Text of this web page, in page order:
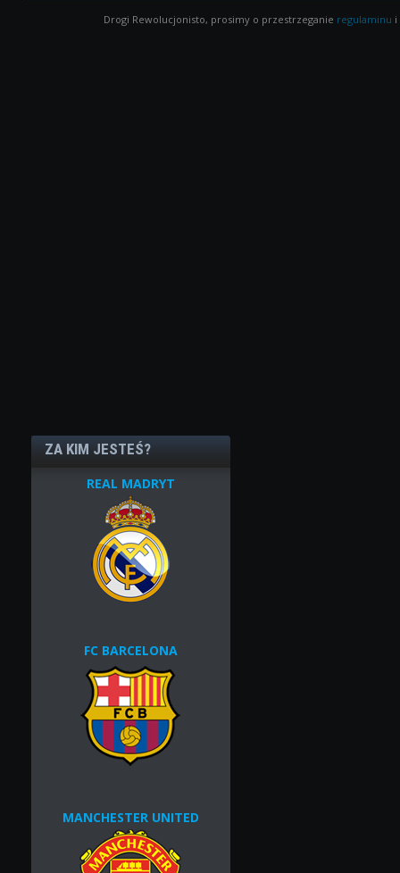
Drogi Rewolucjonisto, prosimy o przestrzeganie regulaminu i
ZA KIM JESTEŚ?
REAL MADRYT
FC BARCELONA
MANCHESTER UNITED